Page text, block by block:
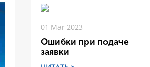
01 Mär 2023
Ошибки при подаче
заявки